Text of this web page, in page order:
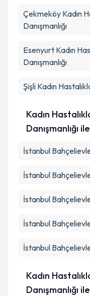
Çekmeköy Kadın
Danışmanlığı
Esenyurt Kadın
Danışmanlığı
Şişli Kadın
Kadın
Danışmanlığı
İstanbul
İstanbul
İstanbul
İstanbul
İstanbul
Kadın
Danışmanlığı